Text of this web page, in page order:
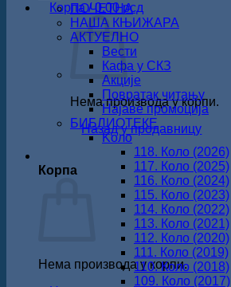
Корпа /0.00рсд
Нема производа у корпи.
Назад у продавницу
Корпа
Нема производа у корпи.
ПОЧЕТНА
НАША КЊИЖАРА
АКТУЕЛНО
Вести
Кафа у СКЗ
Акције
Повратак читању
Најаве промоција
БИБЛИОТЕКЕ
Koло
118. Коло (2026)
117. Коло (2025)
116. Коло (2024)
115. Коло (2023)
114. Коло (2022)
113. Коло (2021)
112. Коло (2020)
111. Коло (2019)
110. Коло (2018)
109. Коло (2017)